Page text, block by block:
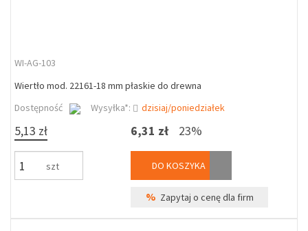
WI-AG-103
Wiertło mod. 22161-18 mm płaskie do drewna
Dostępność
Wysyłka*: dzisiaj/poniedziałek
5,13 zł
szt
6,31 zł 23%
DO KOSZYKA
% Zapytaj o cenę dla firm